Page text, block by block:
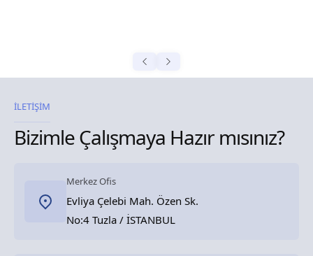
İLETİŞİM
Bizimle Çalışmaya Hazır mısınız?
Merkez Ofis
Evliya Çelebi Mah. Özen Sk.
No:4 Tuzla / İSTANBUL